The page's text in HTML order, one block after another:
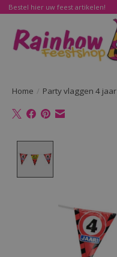
Bestel hier uw feest artikelen!
Home / Party vlaggen 4 jaar